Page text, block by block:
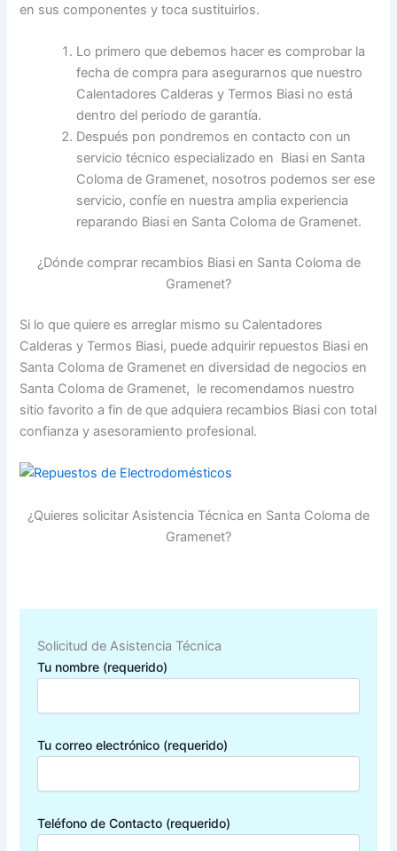
en sus componentes y toca sustituirlos.
Lo primero que debemos hacer es comprobar la
fecha de compra para asegurarnos que nuestro
Calentadores Calderas y Termos Biasi no está
dentro del periodo de garantía.
Después pon pondremos en contacto con un
servicio técnico especializado en Biasi en Santa
Coloma de Gramenet, nosotros podemos ser ese
servicio, confíe en nuestra amplia experiencia
reparando Biasi en Santa Coloma de Gramenet.
¿Dónde comprar recambios Biasi en Santa Coloma de
Gramenet?
Si lo que quiere es arreglar mismo su Calentadores
Calderas y Termos Biasi, puede adquirir repuestos Biasi en
Santa Coloma de Gramenet en diversidad de negocios en
Santa Coloma de Gramenet, le recomendamos nuestro
sitio favorito a fin de que adquiera recambios Biasi con total
confianza y asesoramiento profesional.
¿Quieres solicitar Asistencia Técnica en Santa Coloma de
Gramenet?
Solicitud de Asistencia Técnica
Tu nombre (requerido)
Tu correo electrónico (requerido)
Teléfono de Contacto (requerido)